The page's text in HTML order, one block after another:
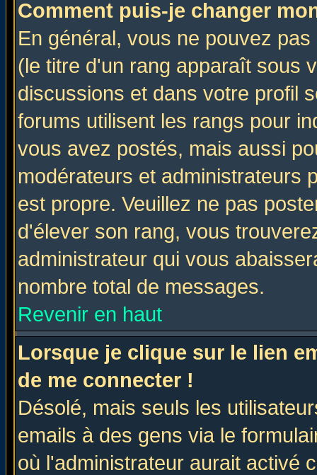
Comment puis-je changer
En général, vous ne pouvez
(le titre d'un rang apparaît sous
discussions et dans votre profil
forums utilisent les rangs pour
vous avez postés, mais aussi
modérateurs et administrateurs
est propre. Veuillez ne pas
d'élever son rang, vous
administrateur qui vous
nombre total de messages.
Revenir en haut
Lorsque je clique sur le lien
de me connecter !
Désolé, mais seuls les
emails à des gens via le
où l'administrateur aurait activé